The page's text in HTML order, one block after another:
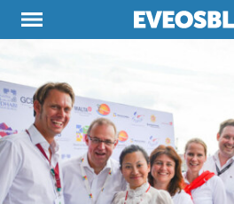
Themen
Destinationen
Über uns
Buchtipps
Newsletter